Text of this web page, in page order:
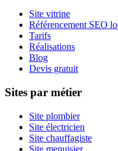
Site vitrine
Référencement SEO
Tarifs
Réalisations
Blog
Devis gratuit
Sites par métier
Site plombier
Site électricien
Site chauffagiste
Site menuisier